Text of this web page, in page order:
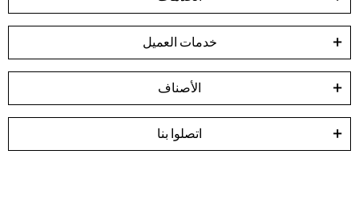
خدمات العميل
الأصناف
اتصلوا بنا